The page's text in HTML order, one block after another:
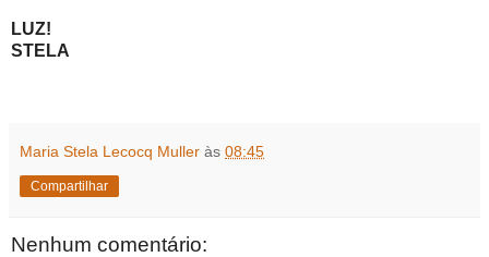
LUZ!
STELA
Maria Stela Lecocq Muller às 08:45
Compartilhar
Nenhum comentário: